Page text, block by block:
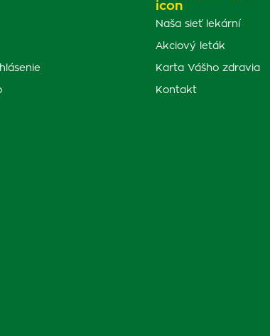
Naša sieť lekární
Akciový leták
Karta Vášho zdravia
Kontakt